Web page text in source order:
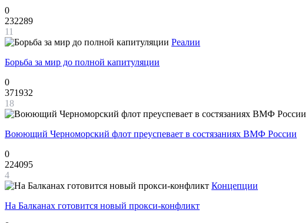
0
232289
11
Реалии
Борьба за мир до полной капитуляции
0
371932
18
Воюющий Черноморский флот преуспевает в состязаниях ВМФ России
0
224095
4
Концепции
На Балканах готовится новый прокси-конфликт